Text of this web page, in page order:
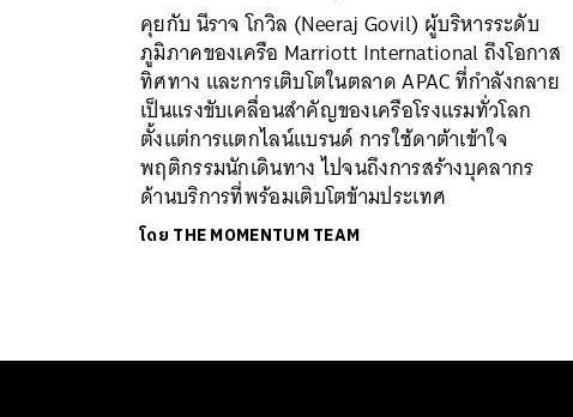
คุยกับ นีราจ โกวิล (Neeraj Govil) ผู้บริหารระดับ
ภูมิภาคของเครือ Marriott International ถึงโอกาส
ทิศทาง และการเติบโตในตลาด APAC ที่กำลังกลาย
เป็นแรงขับเคลื่อนสำคัญของเครือโรงแรมทั่วโลก
ตั้งแต่การแตกไลน์แบรนด์ การใช้ดาต้าเข้าใจ
พฤติกรรมนักเดินทาง ไปจนถึงการสร้างบุคลากร
ด้านบริการที่พร้อมเติบโตข้ามประเทศ
โดย THE MOMENTUM TEAM
ค้นหา